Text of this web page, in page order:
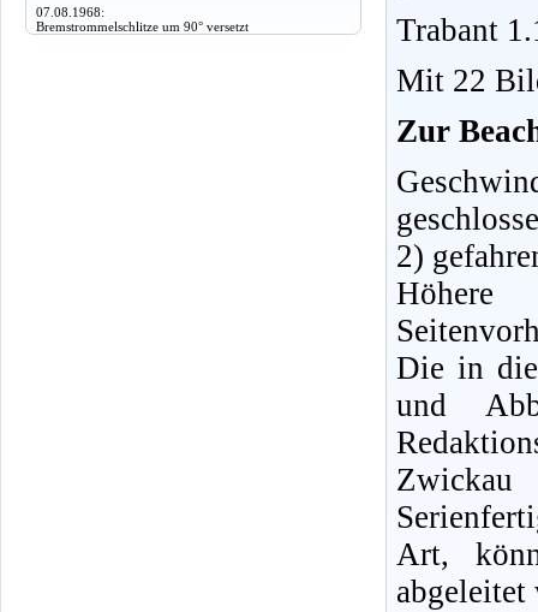
07.08.1968:
Bremstrommelschlitze um 90° versetzt
Trabant
Mit 22
Zur
2)
Höhere
Die in
und
Art,
abgeleitet